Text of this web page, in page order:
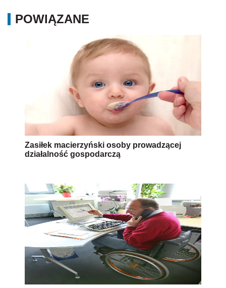
POWIĄZANE
Zasiłek macierzyński osoby prowadzącej
działalność gospodarczą